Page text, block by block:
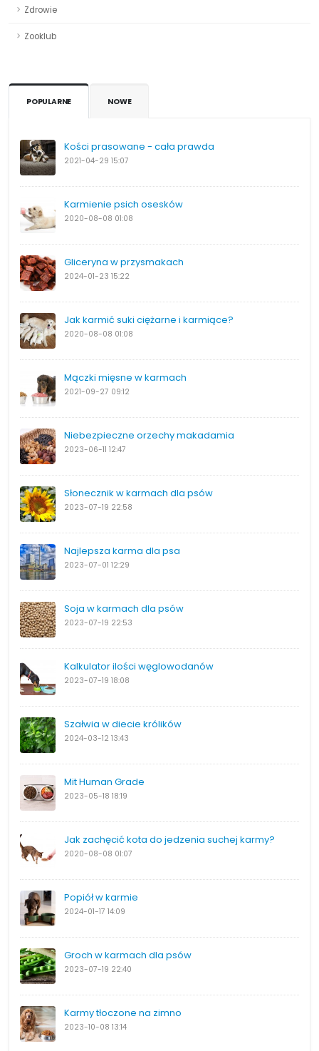
Zdrowie
Zooklub
POPULARNE NOWE
Kości prasowane - cała prawda
2021-04-29 15:07
Karmienie psich osesków
2020-08-08 01:08
Gliceryna w przysmakach
2024-01-23 15:22
Jak karmić suki ciężarne i karmiące?
2020-08-08 01:08
Mączki mięsne w karmach
2021-09-27 09:12
Niebezpieczne orzechy makadamia
2023-06-11 12:47
Słonecznik w karmach dla psów
2023-07-19 22:58
Najlepsza karma dla psa
2023-07-01 12:29
Soja w karmach dla psów
2023-07-19 22:53
Kalkulator ilości węglowodanów
2023-07-19 18:08
Szałwia w diecie królików
2024-03-12 13:43
Mit Human Grade
2023-05-18 18:19
Jak zachęcić kota do jedzenia suchej karmy?
2020-08-08 01:07
Popiół w karmie
2024-01-17 14:09
Groch w karmach dla psów
2023-07-19 22:40
Karmy tłoczone na zimno
2023-10-08 13:14